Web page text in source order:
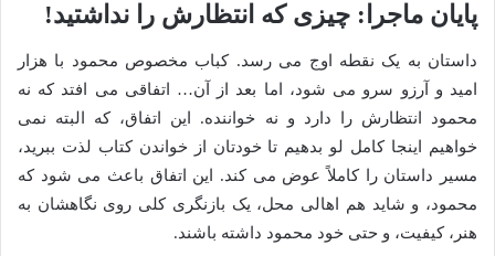
پایان ماجرا: چیزی که انتظارش را نداشتید!
داستان به یک نقطه اوج می رسد. کباب مخصوص محمود با هزار
امید و آرزو سرو می شود، اما بعد از آن… اتفاقی می افتد که نه
محمود انتظارش را دارد و نه خواننده. این اتفاق، که البته نمی
خواهیم اینجا کامل لو بدهیم تا خودتان از خواندن کتاب لذت ببرید،
مسیر داستان را کاملاً عوض می کند. این اتفاق باعث می شود که
محمود، و شاید هم اهالی محل، یک بازنگری کلی روی نگاهشان به
هنر، کیفیت، و حتی خود محمود داشته باشند.